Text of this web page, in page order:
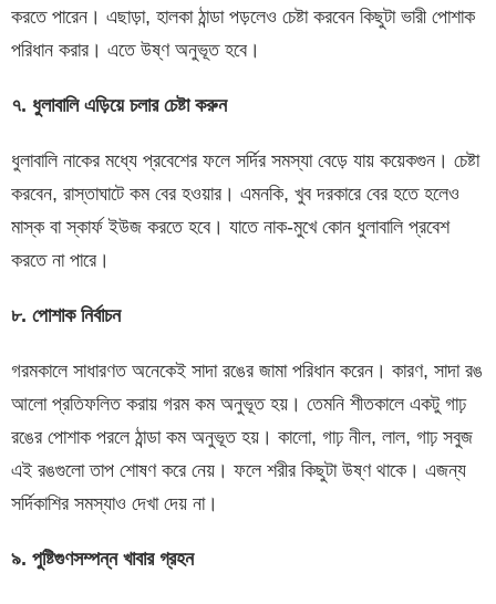
করতে পারেন। এছাড়া, হালকা ঠান্ডা পড়লেও চেষ্টা করবেন কিছুটা ভারী পোশাক
পরিধান করার। এতে উষ্ণ অনুভূত হবে।
৭. ধুলাবালি এড়িয়ে চলার চেষ্টা করুন
ধুলাবালি নাকের মধ্যে প্রবেশের ফলে সর্দির সমস্যা বেড়ে যায় কয়েকগুন। চেষ্টা
করবেন, রাস্তাঘাটে কম বের হওয়ার। এমনকি, খুব দরকারে বের হতে হলেও
মাস্ক বা স্কার্ফ ইউজ করতে হবে। যাতে নাক-মুখে কোন ধুলাবালি প্রবেশ
করতে না পারে।
৮. পোশাক নির্বাচন
গরমকালে সাধারণত অনেকেই সাদা রঙের জামা পরিধান করেন। কারণ, সাদা রঙ
আলো প্রতিফলিত করায় গরম কম অনুভূত হয়। তেমনি শীতকালে একটু গাঢ়
রঙের পোশাক পরলে ঠান্ডা কম অনুভূত হয়। কালো, গাঢ় নীল, লাল, গাঢ় সবুজ
এই রঙগুলো তাপ শোষণ করে নেয়। ফলে শরীর কিছুটা উষ্ণ থাকে। এজন্য
সর্দিকাশির সমস্যাও দেখা দেয় না।
৯. পুষ্টিগুণসম্পন্ন খাবার গ্রহন